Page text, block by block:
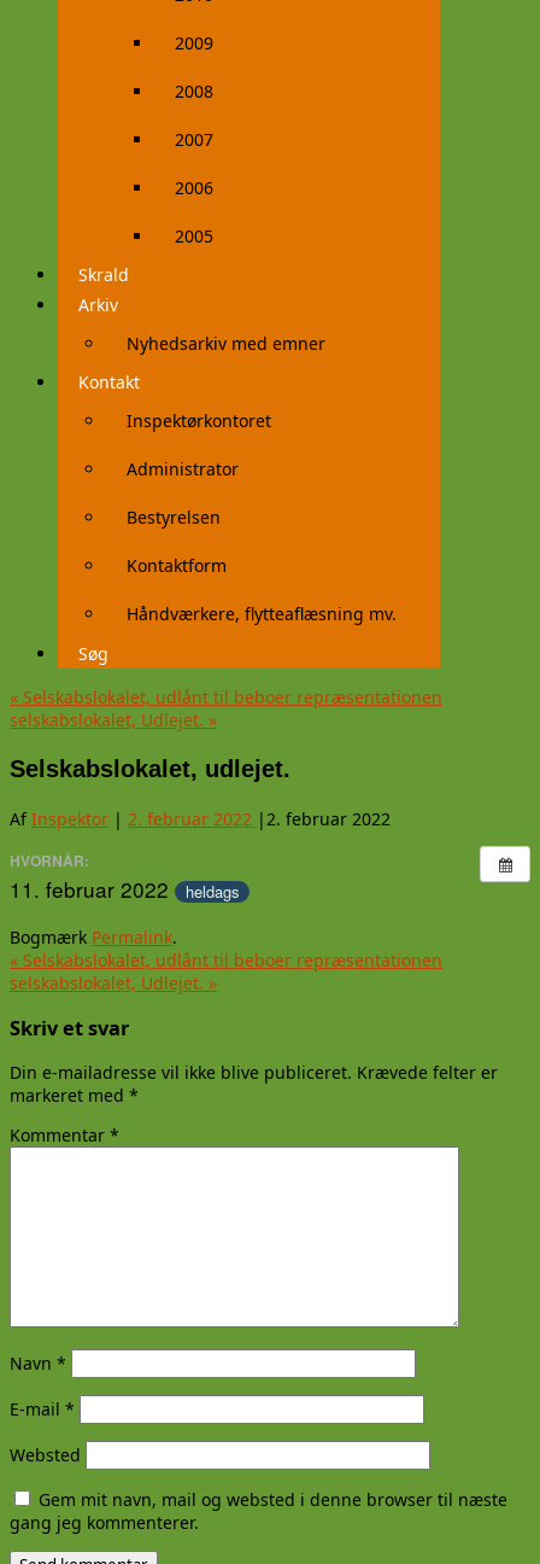
2009
2008
2007
2006
2005
Skrald
Arkiv
Nyhedsarkiv med emner
Kontakt
Inspektørkontoret
Administrator
Bestyrelsen
Kontaktform
Håndværkere, flytteaflæsning mv.
Søg
« Selskabslokalet, udlånt til beboer repræsentationen
selskabslokalet, Udlejet. »
Selskabslokalet, udlejet.
AfInspektor | 2. februar 2022 | 2. februar 2022
HVORNÅR:
11. februar 2022 heldags
Bogmærk Permalink.
« Selskabslokalet, udlånt til beboer repræsentationen
selskabslokalet, Udlejet. »
Skriv et svar
Din e-mailadresse vil ikke blive publiceret. Krævede felter er
markeret med *
Kommentar *
Navn *
E-mail *
Websted
Gem mit navn, mail og websted i denne browser til næste
gang jeg kommenterer.